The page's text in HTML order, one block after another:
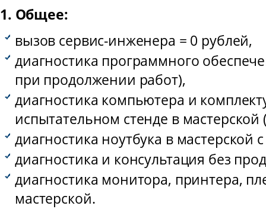
1. Общее:
вызов сервис-инженера = 0 рублей,
диагностика программного
при продолжении работ),
диагностика компьютера и
испытательном стенде в мастерской
диагностика ноутбука в мастерской
диагностика и консультация без
диагностика монитора, принтера,
мастерской.